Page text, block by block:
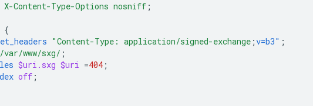
X-Content-Type-Options nosniff ;
{
"Content-Type: application/signed-exchange ;v=b3" ;
/var/www/sxg/ ;
$uri.sxg $uri =404 ;
off ;